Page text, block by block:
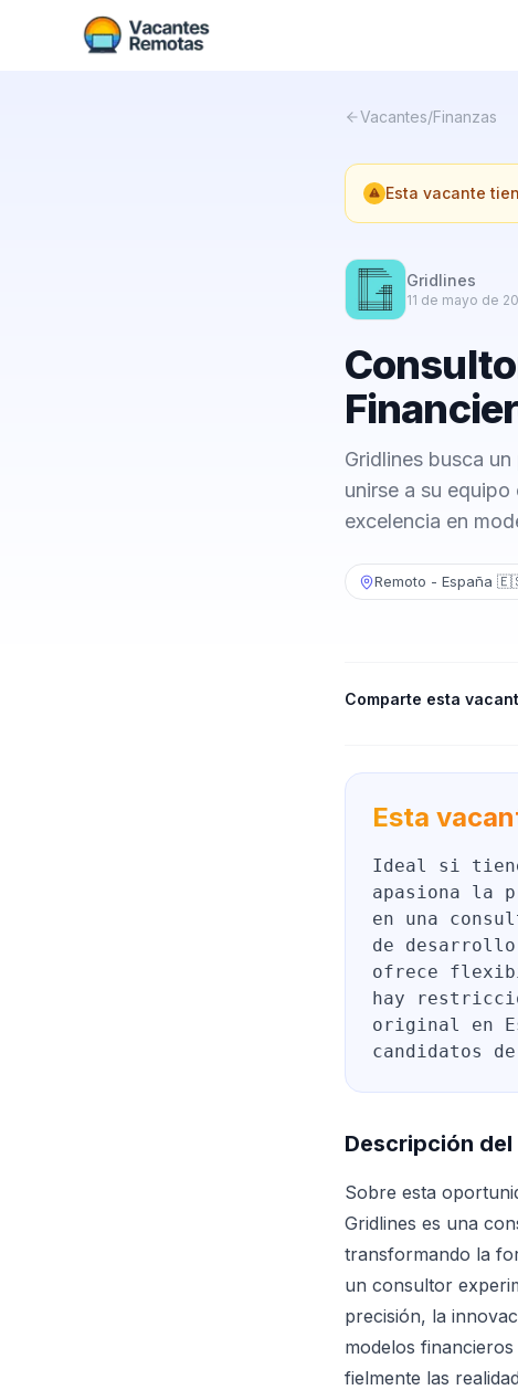
Vacantes/Finanzas
Esta vacante
Gridlines
11 de mayo de
Gridlines busca
unirse a su
excelencia en
Remoto - España
Comparte esta
Esta
Ideal si
apasiona la
en una
de
ofrece
hay
original en
candidatos
Descripción del
Sobre esta
Gridlines es una
transformando la
un consultor
precisión, la
modelos
fielmente las